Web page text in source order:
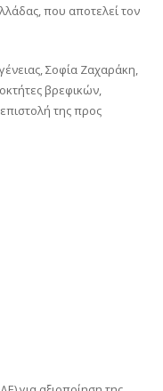
που αποτελεί τον
Σοφία Ζαχαράκη,
βρεφικών,
της προς